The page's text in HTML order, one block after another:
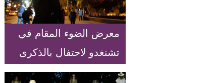
معرض الضوء المقام في
تشنغدو لاحتفال بالذكرى
الـ70 لتأسيس جمهورية